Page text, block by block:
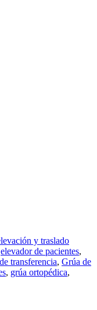
y traslado
elevador de pacientes,
transferencia, Grúa de
, grúa ortopédica,